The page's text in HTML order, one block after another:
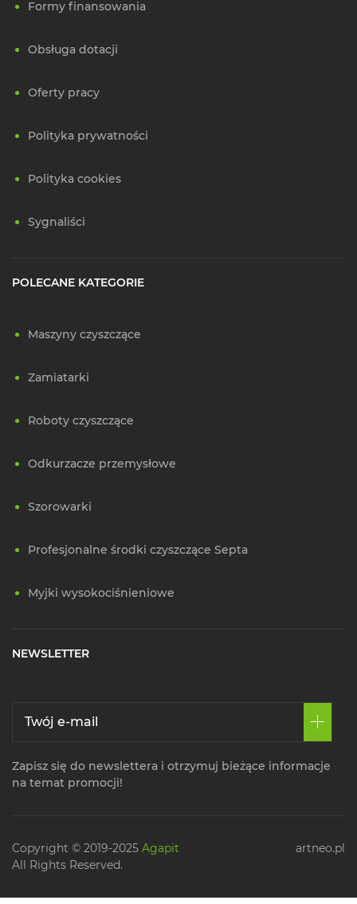
Formy finansowania
Obsługa dotacji
Oferty pracy
Polityka prywatności
Polityka cookies
Sygnaliści
POLECANE KATEGORIE
Maszyny czyszczące
Zamiatarki
Roboty czyszczące
Odkurzacze przemysłowe
Szorowarki
Profesjonalne środki czyszczące Septa
Myjki wysokociśnieniowe
NEWSLETTER
Zapisz się do newslettera i otrzymuj bieżące informacje
na temat promocji!
Copyright © 2019-2025 Agapit
All Rights Reserved.
artneo.pl